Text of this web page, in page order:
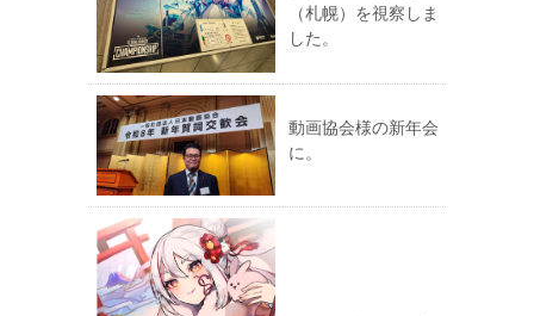
（札幌）を視察しま
した。
動画協会様の新年会
に。